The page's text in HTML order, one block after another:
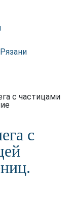
с частицами
с